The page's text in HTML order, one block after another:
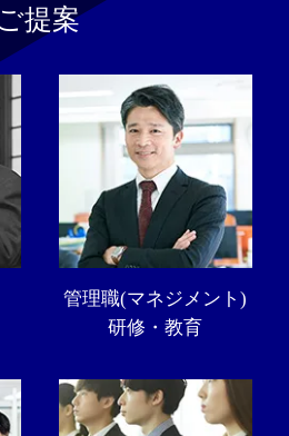
提案
管理職(マネジメント)
研修・教育